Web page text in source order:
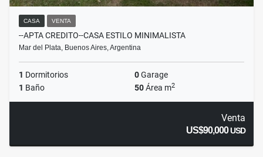
CASA VENTA
--APTA CREDITO--CASA ESTILO MINIMALISTA
Mar del Plata, Buenos Aires, Argentina
1 Dormitorios 0Garage
1 Baño 50Área m2
Venta
US$90,000USD